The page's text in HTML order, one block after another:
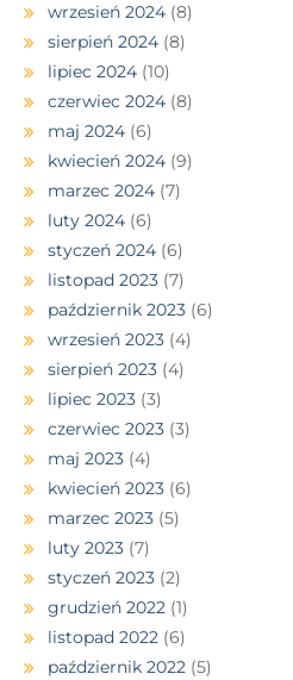
wrzesień 2024 (8)
sierpień 2024 (8)
lipiec 2024 (10)
czerwiec 2024 (8)
maj 2024 (6)
kwiecień 2024 (9)
marzec 2024 (7)
luty 2024 (6)
styczeń 2024 (6)
listopad 2023 (7)
październik 2023 (6)
wrzesień 2023 (4)
sierpień 2023 (4)
lipiec 2023 (3)
czerwiec 2023 (3)
maj 2023 (4)
kwiecień 2023 (6)
marzec 2023 (5)
luty 2023 (7)
styczeń 2023 (2)
grudzień 2022 (1)
listopad 2022 (6)
październik 2022 (5)